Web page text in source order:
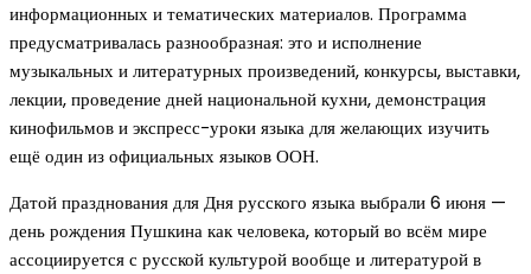
информационных и тематических материалов. Программа
предусматривалась разнообразная: это и исполнение
музыкальных и литературных произведений, конкурсы, выставки,
лекции, проведение дней национальной кухни, демонстрация
кинофильмов и экспресс-уроки языка для желающих изучить
ещё один из официальных языков ООН.
Датой празднования для Дня русского языка выбрали 6 июня —
день рождения Пушкина как человека, который во всём мире
ассоциируется с русской культурой вообще и литературой в